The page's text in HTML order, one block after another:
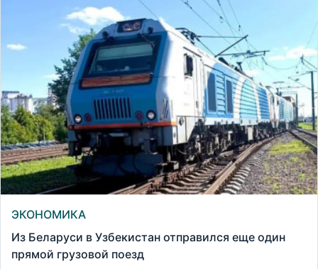
ЭКОНОМИКА
Из Беларуси в Узбекистан отправился еще один
прямой грузовой поезд